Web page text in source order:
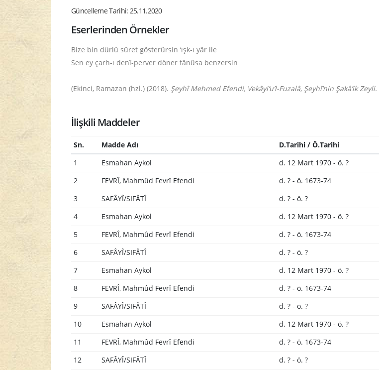
Güncelleme Tarihi: 25.11.2020
Eserlerinden Örnekler
Bize bin dürlü sûret gösterürsin ‘ışk-ı yâr ile
Sen ey çarh-ı denî-perver döner fânûsa benzersin
(Ekinci, Ramazan (hzl.) (2018). Şeyhî Mehmed Efendi, Vekâyi‘u’l-Fuzalâ, Şeyhî’nin Şakâ’ik Zeyli.
İlişkili Maddeler
Sn. Madde Adı D.Tarihi / Ö.Tarihi
1
Esmahan Aykol d. 12 Mart 1970 - ö. ?
2 FEVRÎ, Mahmûd Fevrî Efendi d. ? - ö. 1673-74
3 SAFÂYÎ/SIFÂTÎ d. ? - ö. ?
4 Esmahan Aykol d. 12 Mart 1970 - ö. ?
5 FEVRÎ, Mahmûd Fevrî Efendi d. ? - ö. 1673-74
6 SAFÂYÎ/SIFÂTÎ d. ? - ö. ?
7 Esmahan Aykol d. 12 Mart 1970 - ö. ?
8 FEVRÎ, Mahmûd Fevrî Efendi d. ? - ö. 1673-74
9 SAFÂYÎ/SIFÂTÎ d. ? - ö. ?
10 Esmahan Aykol d. 12 Mart 1970 - ö. ?
11 FEVRÎ, Mahmûd Fevrî Efendi d. ? - ö. 1673-74
12 SAFÂYÎ/SIFÂTÎ d. ? - ö. ?